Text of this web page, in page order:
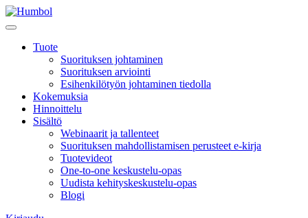
Skip
to
Main
Tuote
Suorituksen johtaminen
Suorituksen arviointi
Esihenkilötyön johtaminen tiedolla
Kokemuksia
Hinnoittelu
Sisältö
Webinaarit ja tallenteet
Suorituksen mahdollistamisen perusteet e-kirja
Tuotevideot
One-to-one keskustelu-opas
Uudista kehityskeskustelu-opas
Blogi